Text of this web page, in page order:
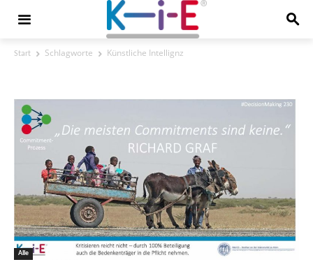
Start Schlagworte Künstliche Intellignz
Alle